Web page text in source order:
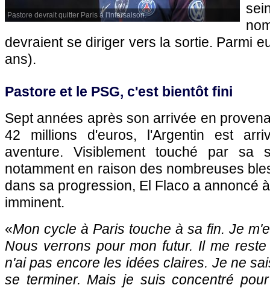
Pastore devrait quitter Paris à l'intersaison.
devraient se diriger vers la sortie. Parmi
ans).
Pastore et le PSG, c'est bientôt fini
Sept années après son arrivée en
42 millions d'euros, l'Argentin est
aventure. Visiblement touché par sa
notamment en raison des nombreuses
dans sa progression, El Flaco a annoncé
imminent.
«Mon cycle à Paris touche à sa fin. Je
Nous verrons pour mon futur. Il me
n'ai pas encore les idées claires. Je ne
se terminer. Mais je suis concentré